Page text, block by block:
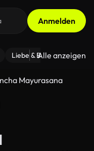
Anmelden
Liebe & Beziehungen
Alle anzeigen
Mayurasana